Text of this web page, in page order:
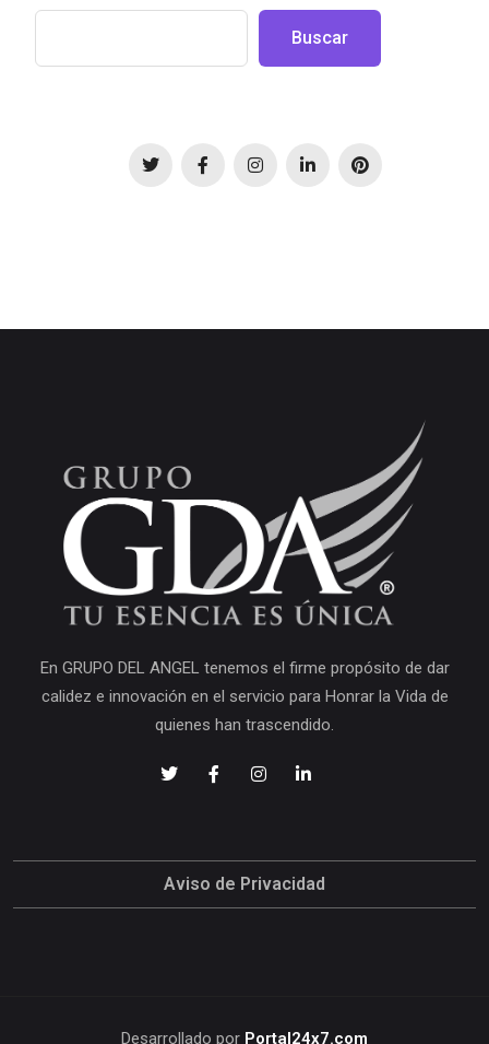
Buscar
En GRUPO DEL ANGEL tenemos el firme propósito de dar
calidez e innovación en el servicio para Honrar la Vida de
quienes han trascendido.
Aviso de Privacidad
Desarrollado por Portal24x7.com